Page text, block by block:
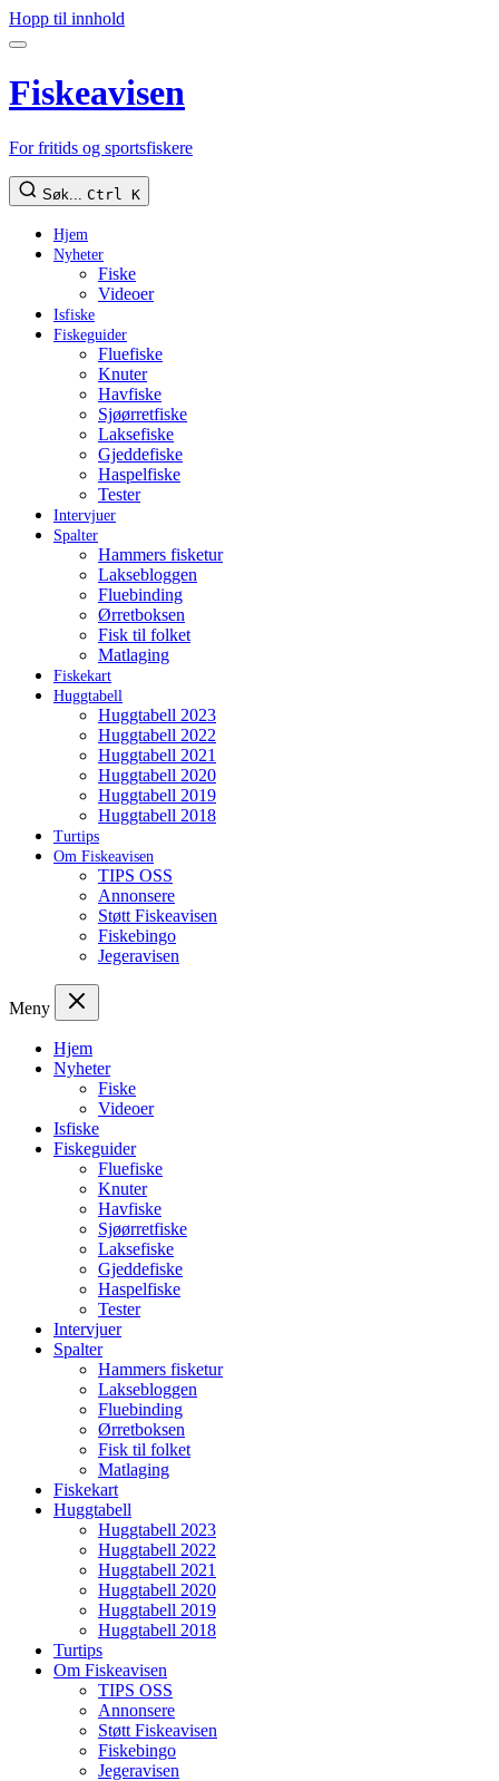
Hopp til innhold
Fiskeavisen
For fritids og sportsfiskere
Søk... Ctrl K
Hjem
Nyheter
Fiske
Videoer
Isfiske
Fiskeguider
Fluefiske
Knuter
Havfiske
Sjøørretfiske
Laksefiske
Gjeddefiske
Haspelfiske
Tester
Intervjuer
Spalter
Hammers fisketur
Laksebloggen
Fluebinding
Ørretboksen
Fisk til folket
Matlaging
Fiskekart
Huggtabell
Huggtabell 2023
Huggtabell 2022
Huggtabell 2021
Huggtabell 2020
Huggtabell 2019
Huggtabell 2018
Turtips
Om Fiskeavisen
TIPS OSS
Annonsere
Støtt Fiskeavisen
Fiskebingo
Jegeravisen
Meny
Hjem
Nyheter
Fiske
Videoer
Isfiske
Fiskeguider
Fluefiske
Knuter
Havfiske
Sjøørretfiske
Laksefiske
Gjeddefiske
Haspelfiske
Tester
Intervjuer
Spalter
Hammers fisketur
Laksebloggen
Fluebinding
Ørretboksen
Fisk til folket
Matlaging
Fiskekart
Huggtabell
Huggtabell 2023
Huggtabell 2022
Huggtabell 2021
Huggtabell 2020
Huggtabell 2019
Huggtabell 2018
Turtips
Om Fiskeavisen
TIPS OSS
Annonsere
Støtt Fiskeavisen
Fiskebingo
Jegeravisen